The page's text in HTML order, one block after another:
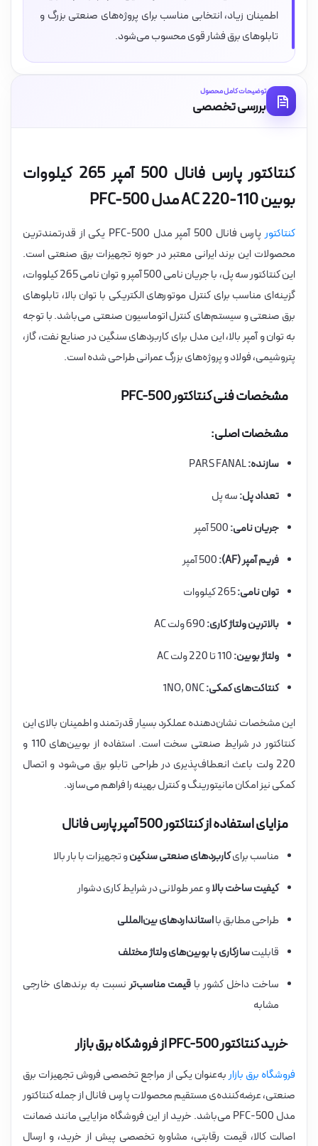
اطمینان زیاد، انتخابی مناسب برای پروژه‌های صنعتی بزرگ و
تابلوهای برق فشار قوی محسوب می‌شود.
توضیحات کامل محصول
بررسی تخصصی
کنتاکتور پارس فانال 500 آمپر 265 کیلووات
بوبین 110-220 AC مدل PFC-500
کنتاکتور
پارس فانال 500 آمپر مدل PFC-500 یکی از قدرتمندترین
محصولات این برند ایرانی معتبر در حوزه تجهیزات برق صنعتی است.
این کنتاکتور سه پل، با جریان نامی 500 آمپر و توان نامی 265 کیلووات،
گزینه‌ای مناسب برای کنترل موتورهای الکتریکی با توان بالا، تابلوهای
برق صنعتی و سیستم‌های کنترل اتوماسیون صنعتی می‌باشد. با توجه
به توان و آمپر بالا، این مدل برای کاربردهای سنگین در صنایع نفت، گاز،
پتروشیمی، فولاد و پروژه‌های بزرگ عمرانی طراحی شده است.
مشخصات فنی کنتاکتور PFC-500
مشخصات اصلی:
سازنده:
تعداد پل:سه پل
جریان نامی:
فریم آمپر (AF):
توان نامی:
بالاترین ولتاژ کاری:
ولتاژ بوبین:
کنتاکت‌های کمکی:
این مشخصات نشان‌دهنده عملکرد بسیار قدرتمند و اطمینان بالای این
کنتاکتور در شرایط صنعتی سخت است. استفاده از بوبین‌های 110 و
220 ولت باعث انعطاف‌پذیری در طراحی تابلو برق می‌شود و اتصال
کمکی نیز امکان مانیتورینگ و کنترل بهینه را فراهم می‌سازد.
مزایای استفاده از کنتاکتور 500 آمپر پارس فانال
مناسب برایکاربردهای صنعتی سنگینو تجهیزات با بار بالا
کیفیت ساخت بالاو عمر طولانی در شرایط کاری دشوار
طراحی مطابق بااستانداردهای بین‌المللی
قابلیتسازگاری با بوبین‌های ولتاژ مختلف
ساخت داخل کشور با قیمت مناسب‌ترنسبت به برندهای خارجی
مشابه
خرید کنتاکتور PFC-500 از فروشگاه برق بازار
فروشگاه برق بازاربه‌عنوان یکی از مراجع تخصصی فروش تجهیزات برق
صنعتی، عرضه‌کننده‌ی مستقیم محصولات پارس فانال از جمله کنتاکتور
مدل PFC-500 می‌باشد. خرید از این فروشگاه مزایایی مانند ضمانت
اصالت کالا، قیمت رقابتی، مشاوره تخصصی پیش از خرید، و ارسال